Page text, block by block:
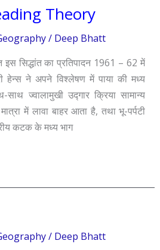
Theory
/ Deep Bhatt
इस सिद्धांत का प्रतिपादन 1961 – 62 में
हेन्स ने अपने विश्लेषण में पाया की मध्य
ज्वालामुखी उद्गार क्रिया सामान्य
में लावा बाहर आता है, तथा भू-पर्पटी
कटक के मध्य भाग
/ Deep Bhatt